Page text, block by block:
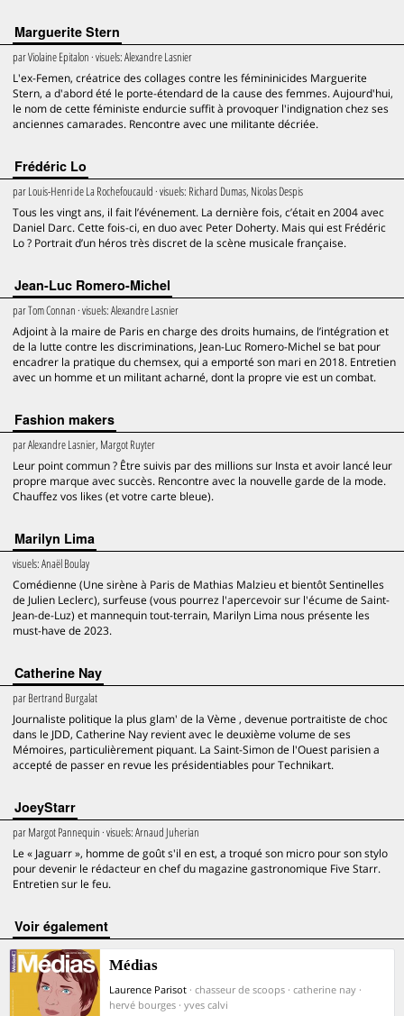
Marguerite Stern
parViolaine Epitalon · visuels:Alexandre Lasnier
L'ex-Femen, créatrice des collages contre les fémininicides Marguerite
Stern, a d'abord été le porte-étendard de la cause des femmes. Aujourd'hui,
le nom de cette féministe endurcie suffit à provoquer l'indignation chez ses
anciennes camarades. Rencontre avec une militante décriée.
Frédéric Lo
parLouis-Henri de La Rochefoucauld · visuels: Richard Dumas, Nicolas Despis
Tous les vingt ans, il fait l’événement. La dernière fois, c’était en 2004 avec
Daniel Darc. Cette fois-ci, en duo avec Peter Doherty. Mais qui est Frédéric
Lo ? Portrait d’un héros très discret de la scène musicale française.
Jean-Luc Romero-Michel
parTom Connan · visuels:Alexandre Lasnier
Adjoint à la maire de Paris en charge des droits humains, de l’intégration et
de la lutte contre les discriminations, Jean-Luc Romero-Michel se bat pour
encadrer la pratique du chemsex, qui a emporté son mari en 2018. Entretien
avec un homme et un militant acharné, dont la propre vie est un combat.
Fashion makers
parAlexandre Lasnier, Margot Ruyter
Leur point commun ? Être suivis par des millions sur Insta et avoir lancé leur
propre marque avec succès. Rencontre avec la nouvelle garde de la mode.
Chauffez vos likes (et votre carte bleue).
Marilyn Lima
visuels:Anaël Boulay
Comédienne (Une sirène à Paris de Mathias Malzieu et bientôt Sentinelles
de Julien Leclerc), surfeuse (vous pourrez l'apercevoir sur l'écume de Saint-
Jean-de-Luz) et mannequin tout-terrain, Marilyn Lima nous présente les
must-have de 2023.
Catherine Nay
parBertrand Burgalat
Journaliste politique la plus glam' de la Vème , devenue portraitiste de choc
dans le JDD, Catherine Nay revient avec le deuxième volume de ses
Mémoires, particulièrement piquant. La Saint-Simon de l'Ouest parisien a
accepté de passer en revue les présidentiables pour Technikart.
JoeyStarr
parMargot Pannequin · visuels:Arnaud Juherian
Le « Jaguarr », homme de goût s'il en est, a troqué son micro pour son stylo
pour devenir le rédacteur en chef du magazine gastronomique Five Starr.
Entretien sur le feu.
voir également
Médias
Laurence Parisot · chasseur de scoops · catherine nay ·
hervé bourges · yves calvi